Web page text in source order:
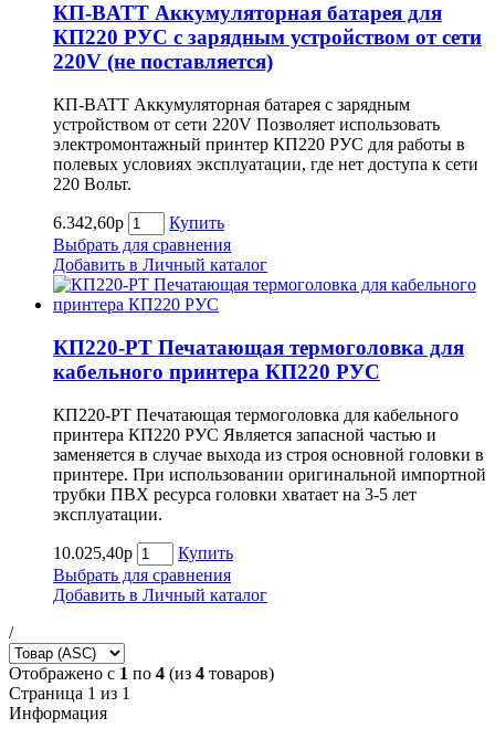
КП-BATT Аккумуляторная батарея для
КП220 РУС с зарядным устройством от сети
220V (не поставляется)
КП-BATT Аккумуляторная батарея с зарядным
устройством от сети 220V Позволяет использовать
электромонтажный принтер КП220 РУС для работы в
полевых условиях эксплуатации, где нет доступа к сети
220 Вольт.
6.342,60р
Купить
Выбрать для сравнения
Добавить в Личный каталог
КП220-PT Печатающая термоголовка для
кабельного принтера КП220 РУС
КП220-PT Печатающая термоголовка для кабельного
принтера КП220 РУС Является запасной частью и
заменяется в случае выхода из строя основной головки в
принтере. При использовании оригинальной импортной
трубки ПВХ ресурса головки хватает на 3-5 лет
эксплуатации.
10.025,40р
Купить
Выбрать для сравнения
Добавить в Личный каталог
/
Отображено с 1 по 4 (из 4 товаров)
Страница 1 из 1
Информация